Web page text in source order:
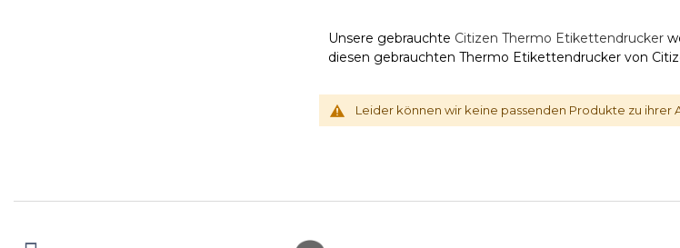
Unsere gebrauchte Citizen Thermo Etikettendrucker
diesen gebrauchten Thermo Etikettendrucker von
Leider können wir keine passenden Produkte zu ihrer